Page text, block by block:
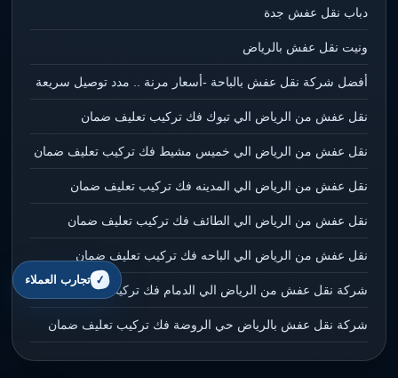
دباب نقل عفش جدة
ونيت نقل عفش بالرياض
أفضل شركة نقل عفش بالباحة -أسعار مرنة .. مدد توصيل سريعة
نقل عفش من الرياض الي تبوك فك تركيب تعليف ضمان
نقل عفش من الرياض الي خميس مشيط فك تركيب تعليف ضمان
نقل عفش من الرياض الي المدينه فك تركيب تعليف ضمان
نقل عفش من الرياض الي الطائف فك تركيب تعليف ضمان
نقل عفش من الرياض الي الباحه فك تركيب تعليف ضمان
شركة نقل عفش من الرياض الي الدمام فك تركيب تعليف ضمان
شركة نقل عفش بالرياض حي الروضة فك تركيب تعليف ضمان
تجارب العملاء